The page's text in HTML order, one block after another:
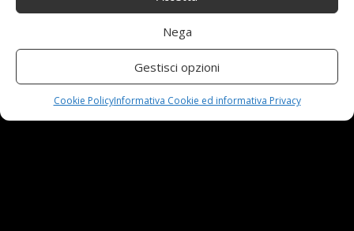
Nega
Gestisci opzioni
Cookie PolicyInformativa Cookie ed informativa Privacy
24 Novembre,2024
Automobili e sicurezza: l’importanza della
23 Aprile,2024